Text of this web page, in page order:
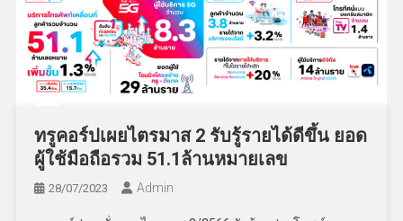
ทรูคอร์ปเผยไตรมาส 2 รับรู้รายได้ดีขึ้น ยอด
ผู้ใช้มือถือรวม 51.1ล้านหมายเลข
28/07/2023 Admin